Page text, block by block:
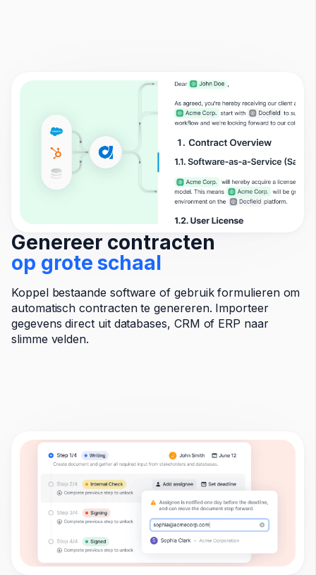
Genereer contracten
op grote schaal
Koppel bestaande software of gebruik formulieren om
automatisch contracten te genereren. Importeer
gegevens direct uit databases, CRM of ERP naar
slimme velden.